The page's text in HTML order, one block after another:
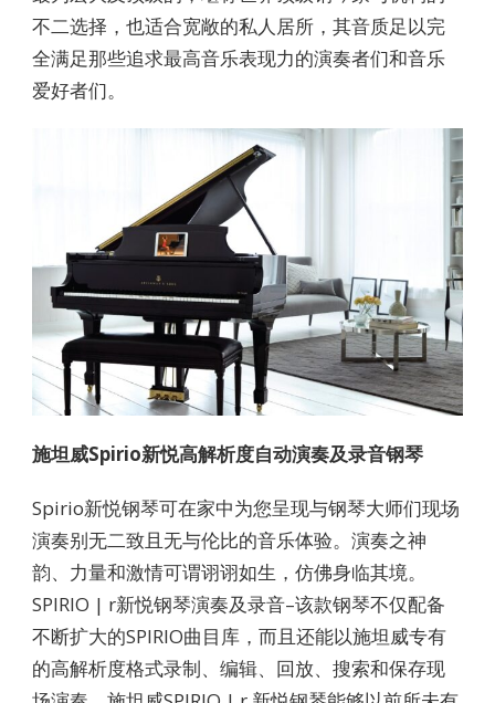
不二选择，也适合宽敞的私人居所，其音质足以完
全满足那些追求最高音乐表现力的演奏者们和音乐
爱好者们。
施坦威Spirio新悦高解析度自动演奏及录音钢琴
Spirio新悦钢琴可在家中为您呈现与钢琴大师们现场
演奏别无二致且无与伦比的音乐体验。演奏之神
韵、力量和激情可谓诩诩如生，仿佛身临其境。
SPIRIO | r新悦钢琴演奏及录音–该款钢琴不仅配备
不断扩大的SPIRIO曲目库，而且还能以施坦威专有
的高解析度格式录制、编辑、回放、搜索和保存现